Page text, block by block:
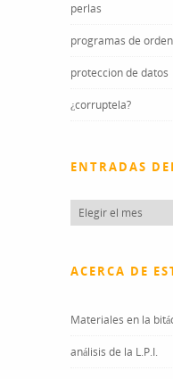
perlas
programas de
proteccion de datos
¿corruptela?
ENTRADAS
Entradas
del
ACERCA DE
Materiales en la
análisis de la L.P.I.